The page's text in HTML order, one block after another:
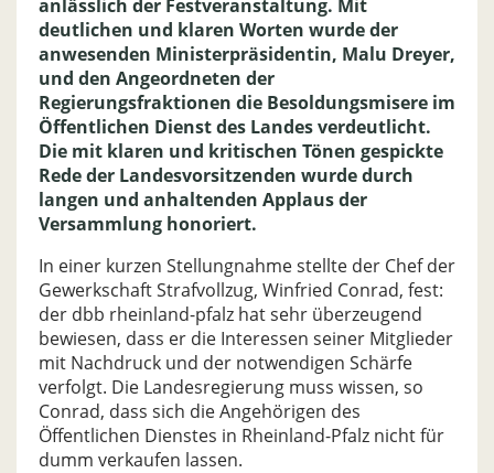
anlässlich der Festveranstaltung. Mit
deutlichen und klaren Worten wurde der
anwesenden Ministerpräsidentin, Malu Dreyer,
und den Angeordneten der
Regierungsfraktionen die Besoldungsmisere im
Öffentlichen Dienst des Landes verdeutlicht.
Die mit klaren und kritischen Tönen gespickte
Rede der Landesvorsitzenden wurde durch
langen und anhaltenden Applaus der
Versammlung honoriert.
In einer kurzen Stellungnahme stellte der Chef der
Gewerkschaft Strafvollzug, Winfried Conrad, fest:
der dbb rheinland-pfalz hat sehr überzeugend
bewiesen, dass er die Interessen seiner Mitglieder
mit Nachdruck und der notwendigen Schärfe
verfolgt. Die Landesregierung muss wissen, so
Conrad, dass sich die Angehörigen des
Öffentlichen Dienstes in Rheinland-Pfalz nicht für
dumm verkaufen lassen.